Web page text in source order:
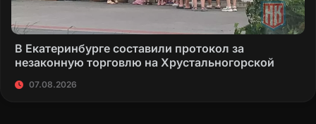
В Екатеринбурге составили протокол за
незаконную торговлю на Хрустальногорской
07.08.2026